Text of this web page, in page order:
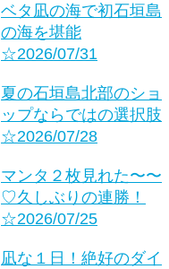
ベタ凪の海で初石垣島
の海を堪能
☆2026/07/31
夏の石垣島北部のショ
ップならではの選択肢
☆2026/07/28
マンタ２枚見れた〜〜
♡久しぶりの連勝！
☆2026/07/25
凪な１日！絶好のダイ